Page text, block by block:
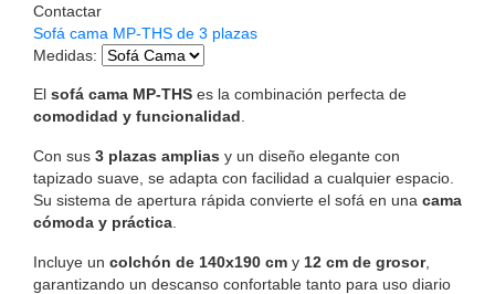
Contactar
Sofá cama MP-THS de 3 plazas
Medidas:
El sofá cama MP-THS es la combinación perfecta de
comodidad y funcionalidad
Con sus 3 plazas amplias y un diseño elegante con
tapizado suave, se adapta con facilidad a cualquier espacio.
Su sistema de apertura rápida convierte el sofá en una cama
cómoda y práctica
Incluye un colchón de 140x190 cm y 12 cm de grosor,
garantizando un descanso confortable tanto para uso diario